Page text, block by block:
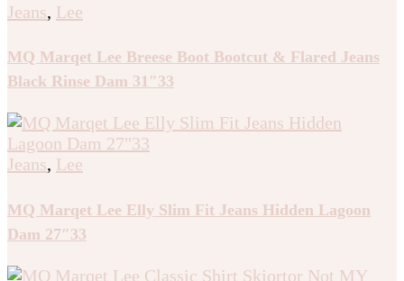
Jeans, Lee
MQ Marqet Lee Breese Boot Bootcut & Flared Jeans
Black Rinse Dam 31″33
Jeans, Lee
MQ Marqet Lee Elly Slim Fit Jeans Hidden Lagoon
Dam 27″33